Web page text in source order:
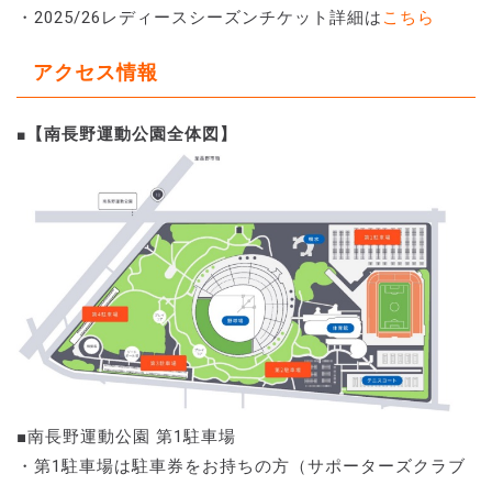
・2025/26レディースシーズンチケット詳細は こちら
アクセス情報
■ 【南長野運動公園全体図】
■南長野運動公園 第1駐車場
・第1駐車場は駐車券をお持ちの方（サポーターズクラブ